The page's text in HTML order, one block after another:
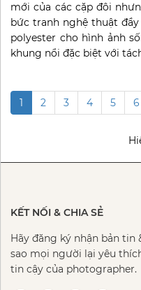
mới của các cặp đôi
bức tranh nghệ thuật
polyester cho hình ảnh
khung nổi đặc biệt với
1 2 3 4 5 6
KẾT NỐI & CHIA SẺ
Hãy đăng ký nhận bản tin
sao mọi người lại yêu
tin cậy của photographer.